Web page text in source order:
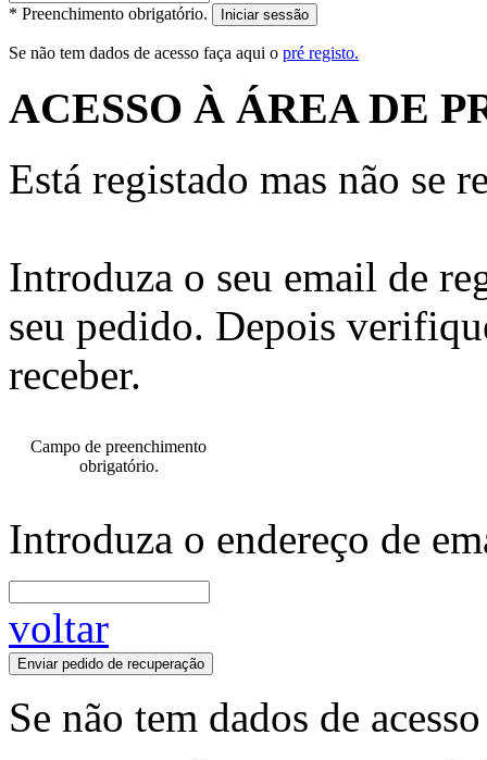
* Preenchimento obrigatório. Iniciar sessão
Se não tem dados de acesso faça aqui o pré registo.
ACESSO À ÁREA DE
Está registado mas não se
Introduza o seu email de
seu pedido. Depois
receber.
Campo de preenchimento
obrigatório.
Introduza o endereço de
voltar
Enviar pedido de recuperação
Se não tem dados de